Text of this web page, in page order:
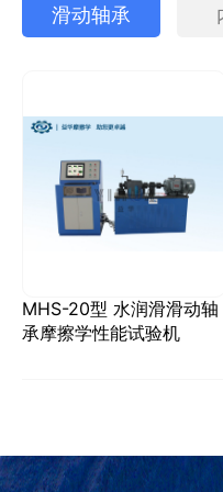
滑动轴承
MHS-20型 水润滑滑动轴
承摩擦学性能试验机